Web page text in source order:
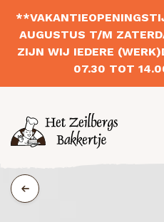
AUGUSTUS T/M
ZIJN WIJ IEDERE
07.30 TOT